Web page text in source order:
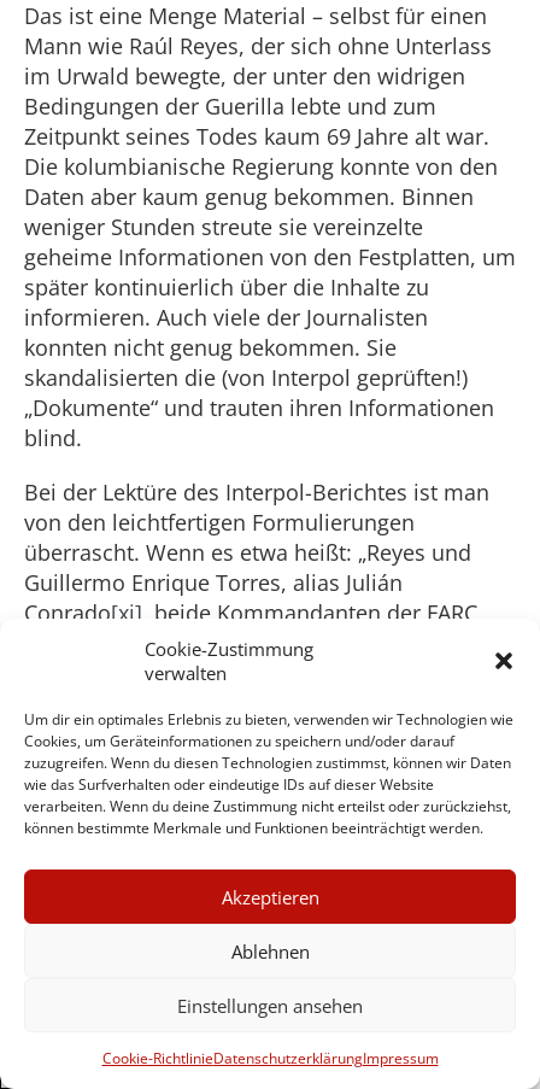
Cookie-Zustimmung
verwalten
Um dir ein optimales Erlebnis zu bieten, verwenden wir Technologien wie
Cookies, um Geräteinformationen zu speichern und/oder darauf
zuzugreifen. Wenn du diesen Technologien zustimmst, können wir Daten
wie das Surfverhalten oder eindeutige IDs auf dieser Website
verarbeiten. Wenn du deine Zustimmung nicht erteilst oder zurückziehst,
können bestimmte Merkmale und Funktionen beeinträchtigt werden.
Akzeptieren
Ablehnen
Einstellungen ansehen
Cookie-RichtlinieDatenschutzerklärungImpressum
Das ist eine Menge Material – selbst für einen
Mann wie Raúl Reyes, der sich ohne Unterlass
im Urwald bewegte, der unter den widrigen
Bedingungen der Guerilla lebte und zum
Zeitpunkt seines Todes kaum 69 Jahre alt war.
Die kolumbianische Regierung konnte von den
Daten aber kaum genug bekommen. Binnen
weniger Stunden streute sie vereinzelte
geheime Informationen von den Festplatten, um
später kontinuierlich über die Inhalte zu
informieren. Auch viele der Journalisten
konnten nicht genug bekommen. Sie
skandalisierten die (von Interpol geprüften!)
„Dokumente“ und trauten ihren Informationen
blind.
Bei der Lektüre des Interpol-Berichtes ist man
von den leichtfertigen Formulierungen
überrascht. Wenn es etwa heißt: „Reyes und
Guillermo Enrique Torres, alias Julián
Conrado[xi] , beide Kommandanten der FARC,
kamen bei der Operation ums Leben“ (Seite elf,
Absatz zwei in der spanischen Version).
der DNA-Analyse der zweiten von dem
Kommando sichergestellten Leiche (neben den
Resten von Reyes) die Nachricht vom Tod
Conrados widerrufen müssen. Für
Absatz, in dem es heißt: „Die FARC wurden von
Kolumbien und anderen Interpol-
Mitgliedsstaaten als terroristische Organisation
genießen, da diese Einstufung lediglich von den
und Israel (insgesamt 31 Staaten) vorgenommen
×